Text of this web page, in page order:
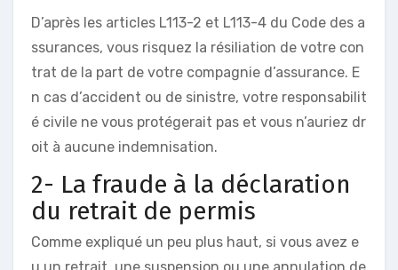
D’après les articles L113-2 et L113-4 du Code des a
ssurances, vous risquez la résiliation de votre con
trat de la part de votre compagnie d’assurance. E
n cas d’accident ou de sinistre, votre responsabilit
é civile ne vous protégerait pas et vous n’auriez dr
oit à aucune indemnisation.
2- La fraude à la déclaration
du retrait de permis
Comme expliqué un peu plus haut, si vous avez e